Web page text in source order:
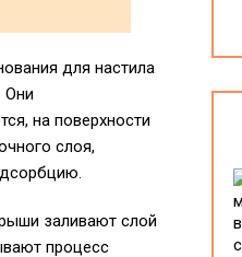
для настила
Они
на поверхности
слоя,
заливают слой
процесс